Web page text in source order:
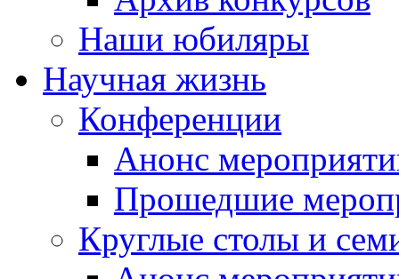
Наши юбиляры
Научная жизнь
Конференции
Анонс
Прошедшие
Круглые столы и